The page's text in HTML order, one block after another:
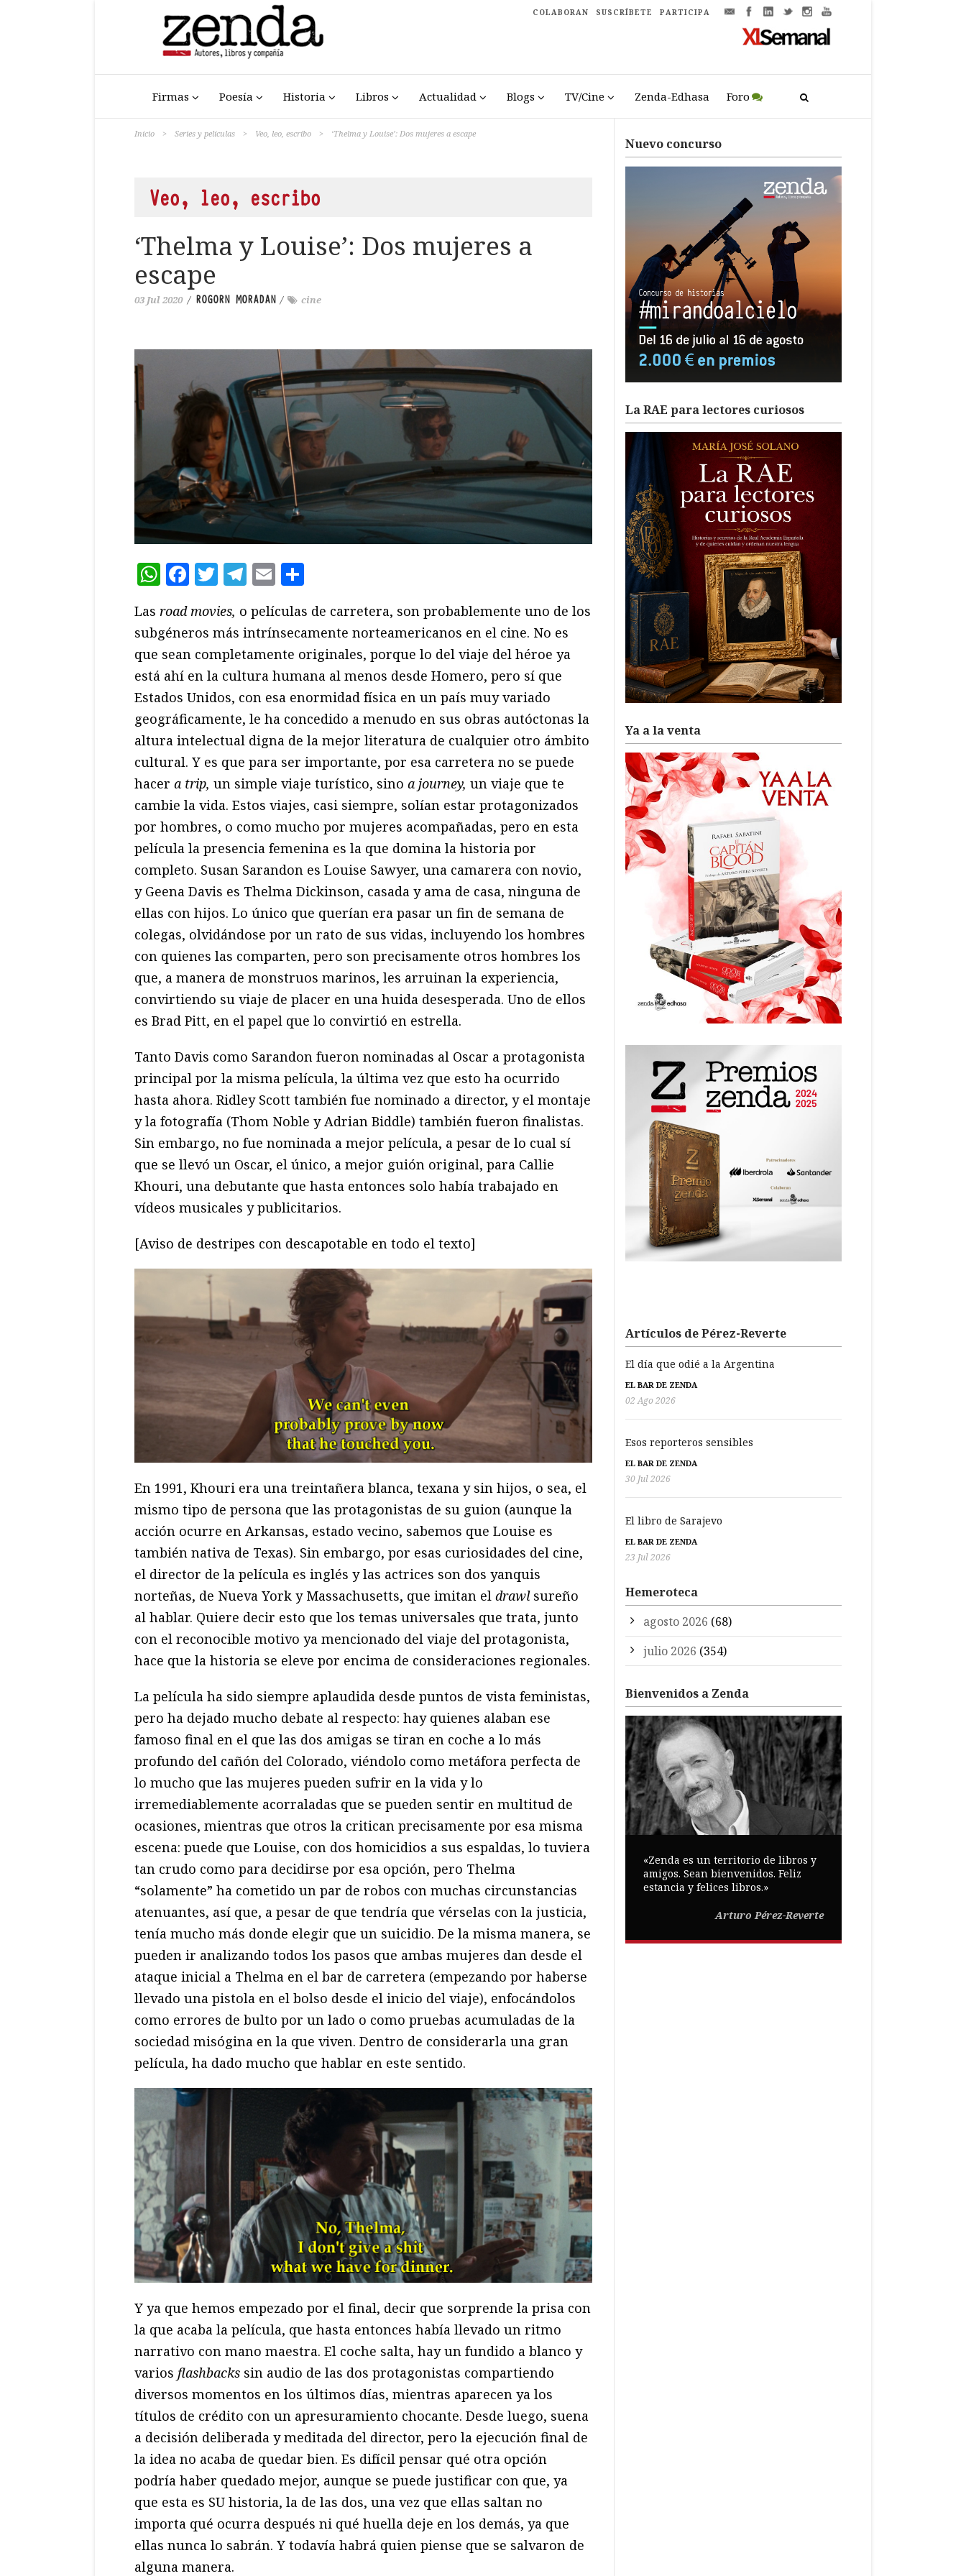
COLABORAN SUSCRÍBETE PARTICIPA
Firmas Poesía Historia Libros Actualidad Blogs TV/Cine Zenda-Edhasa Foro
Inicio > Series y películas > Veo, leo, escribo > ‘Thelma y Louise’: Dos mujeres a escape
Veo, leo, escribo
‘Thelma y Louise’: Dos mujeres a
escape
03 Jul 2020 / ROGORN MORADAN / cine
WhatsApp
Facebook
Twitter
Telegram
Email
Las road movies, o películas de carretera, son probablemente uno de los
subgéneros más intrínsecamente norteamericanos en el cine. No es
que sean completamente originales, porque lo del viaje del héroe ya
está ahí en la cultura humana al menos desde Homero, pero sí que
Estados Unidos, con esa enormidad física en un país muy variado
geográficamente, le ha concedido a menudo en sus obras autóctonas la
altura intelectual digna de la mejor literatura de cualquier otro ámbito
cultural. Y es que para ser importante, por esa carretera no se puede
hacer a trip, un simple viaje turístico, sino a journey, un viaje que te
cambie la vida. Estos viajes, casi siempre, solían estar protagonizados
por hombres, o como mucho por mujeres acompañadas, pero en esta
película la presencia femenina es la que domina la historia por
completo. Susan Sarandon es Louise Sawyer, una camarera con novio,
y Geena Davis es Thelma Dickinson, casada y ama de casa, ninguna de
ellas con hijos. Lo único que querían era pasar un fin de semana de
colegas, olvidándose por un rato de sus vidas, incluyendo los hombres
con quienes las comparten, pero son precisamente otros hombres los
que, a manera de monstruos marinos, les arruinan la experiencia,
convirtiendo su viaje de placer en una huida desesperada. Uno de ellos
es Brad Pitt, en el papel que lo convirtió en estrella.
Tanto Davis como Sarandon fueron nominadas al Oscar a protagonista
principal por la misma película, la última vez que esto ha ocurrido
hasta ahora. Ridley Scott también fue nominado a director, y el montaje
y la fotografía (Thom Noble y Adrian Biddle) también fueron finalistas.
Sin embargo, no fue nominada a mejor película, a pesar de lo cual sí
que se llevó un Oscar, el único, a mejor guión original, para Callie
Khouri, una debutante que hasta entonces solo había trabajado en
vídeos musicales y publicitarios.
[Aviso de destripes con descapotable en todo el texto]
En 1991, Khouri era una treintañera blanca, texana y sin hijos, o sea, el
mismo tipo de persona que las protagonistas de su guion (aunque la
acción ocurre en Arkansas, estado vecino, sabemos que Louise es
también nativa de Texas). Sin embargo, por esas curiosidades del cine,
el director de la película es inglés y las actrices son dos yanquis
norteñas, de Nueva York y Massachusetts, que imitan el drawlsureño
al hablar. Quiere decir esto que los temas universales que trata, junto
con el reconocible motivo ya mencionado del viaje del protagonista,
hace que la historia se eleve por encima de consideraciones regionales.
La película ha sido siempre aplaudida desde puntos de vista feministas,
pero ha dejado mucho debate al respecto: hay quienes alaban ese
famoso final en el que las dos amigas se tiran en coche a lo más
profundo del cañón del Colorado, viéndolo como metáfora perfecta de
lo mucho que las mujeres pueden sufrir en la vida y lo
irremediablemente acorraladas que se pueden sentir en multitud de
ocasiones, mientras que otros la critican precisamente por esa misma
escena: puede que Louise, con dos homicidios a sus espaldas, lo tuviera
tan crudo como para decidirse por esa opción, pero Thelma
“solamente” ha cometido un par de robos con muchas circunstancias
atenuantes, así que, a pesar de que tendría que vérselas con la justicia,
tenía mucho más donde elegir que un suicidio. De la misma manera, se
pueden ir analizando todos los pasos que ambas mujeres dan desde el
ataque inicial a Thelma en el bar de carretera (empezando por haberse
llevado una pistola en el bolso desde el inicio del viaje), enfocándolos
como errores de bulto por un lado o como pruebas acumuladas de la
sociedad misógina en la que viven. Dentro de considerarla una gran
película, ha dado mucho que hablar en este sentido.
Y ya que hemos empezado por el final, decir que sorprende la prisa con
la que acaba la película, que hasta entonces había llevado un ritmo
narrativo con mano maestra. El coche salta, hay un fundido a blanco y
varios flashbacks sin audio de las dos protagonistas compartiendo
diversos momentos en los últimos días, mientras aparecen ya los
títulos de crédito con un apresuramiento chocante. Desde luego, suena
a decisión deliberada y meditada del director, pero la ejecución final de
la idea no acaba de quedar bien. Es difícil pensar qué otra opción
podría haber quedado mejor, aunque se puede justificar con que, ya
que esta es SU historia, la de las dos, una vez que ellas saltan no
importa qué ocurra después ni qué huella deje en los demás, ya que
ellas nunca lo sabrán. Y todavía habrá quien piense que se salvaron de
alguna manera.
Nuevo concurso
La RAE para lectores curiosos
Ya a la venta
Artículos de Pérez-Reverte
El día que odié a la Argentina
EL BAR DE ZENDA
02 Ago 2026
Esos reporteros sensibles
EL BAR DE ZENDA
30 Jul 2026
El libro de Sarajevo
EL BAR DE ZENDA
23 Jul 2026
Hemeroteca
agosto 2026 (68)
julio 2026 (354)
Bienvenidos a Zenda
«Zenda es un territorio de libros y
amigos. Sean bienvenidos. Feliz
estancia y felices libros.»
Arturo Pérez-Reverte